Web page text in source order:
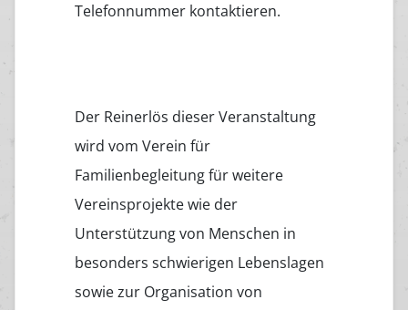
Telefonnummer kontaktieren.
Der Reinerlös dieser Veranstaltung
wird vom Verein für
Familienbegleitung für weitere
Vereinsprojekte wie der
Unterstützung von Menschen in
besonders schwierigen Lebenslagen
sowie zur Organisation von